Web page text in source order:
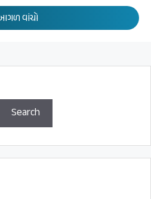
વાંચો
Search